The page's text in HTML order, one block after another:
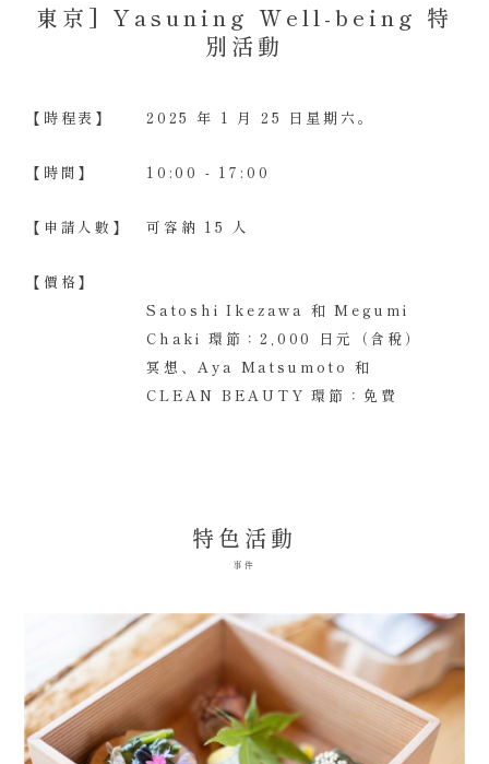
東京] Yasuning Well-being 特
別活動
【時程表】 2025 年 1 月 25 日星期六。
【時間】 10:00 - 17:00
【申請人數】 可容納 15 人
【價格】
Satoshi Ikezawa 和 Megumi
Chaki 環節：2,000 日元（含稅）
冥想、Aya Matsumoto 和
CLEAN BEAUTY 環節：免費
特色活動
事件